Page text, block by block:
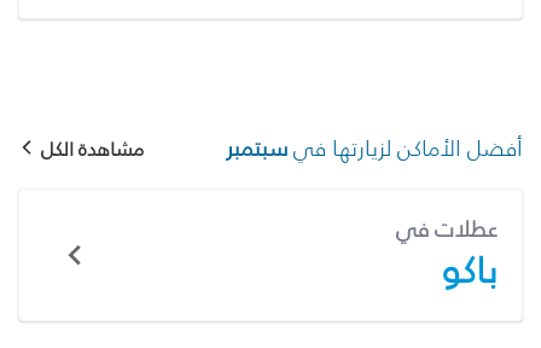
أفضل الأماكن لزيارتها فيسبتمبر مشاهدة الكل
عطلات في
باكو